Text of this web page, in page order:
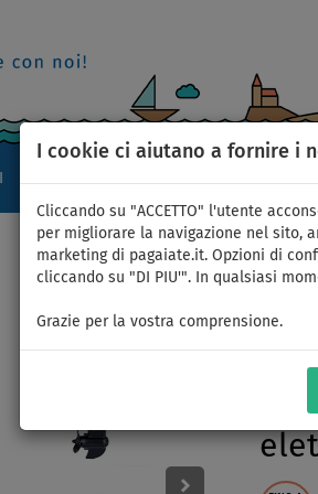
I cookie ci aiutano a fornire i
Cliccando su "ACCETTO" l'utente
per migliorare la navigazione nel sito,
marketing di pagaiate.it. Opzioni di
cliccando su "DI PIU'". In qualsiasi
Grazie per la vostra comprensione.